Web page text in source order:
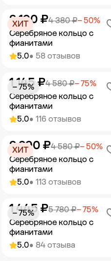
Добавить в корзину
5.0• 58 отзывов
Серебряное кольцо с
фианитами
4 380 ₽− 50%
2 190 ₽
ХИТ
Добавить в корзину
5.0• 116 отзывов
Серебряное кольцо с
фианитами
4 580 ₽− 75%
1 145 ₽
− 75%
Добавить в корзину
5.0• 113 отзывов
Серебряное кольцо с
фианитами
4 580 ₽− 50%
2 290 ₽
ХИТ
Добавить в корзину
5.0• 84 отзыва
Серебряное кольцо с
фианитами
5 780 ₽− 75%
1 445 ₽
− 75%